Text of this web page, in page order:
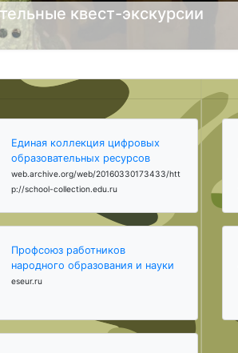
квест-экскурсии
Единая коллекция цифровых
образовательных ресурсов
web.archive.org/web/20160330173433/htt
p://school-collection.edu.ru
Профсоюз работников
народного образования и науки
eseur.ru